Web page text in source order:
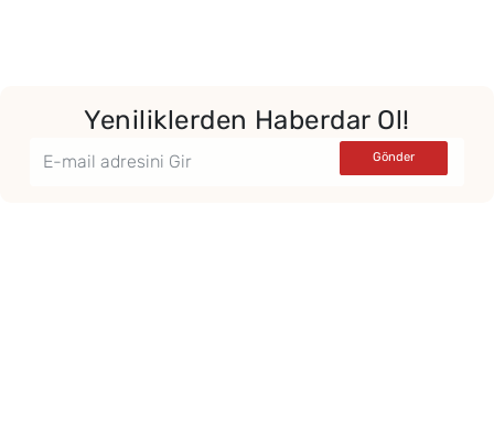
Yeniliklerden Haberdar Ol!